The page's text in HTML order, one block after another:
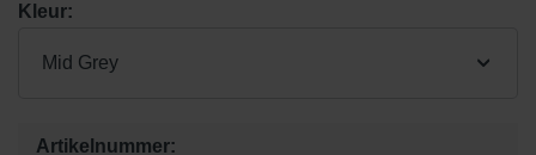
Kleur:
Mid Grey
Artikelnummer: